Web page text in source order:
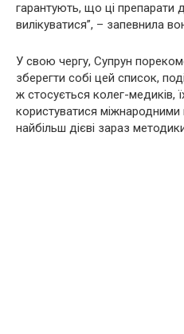
гарантують, що ці препарати
вилікуватися”, – запевнила
У свою чергу, Супрун
зберегти собі цей список,
ж стосується колег-медиків,
користуватися міжнародними
найбільш дієві зараз